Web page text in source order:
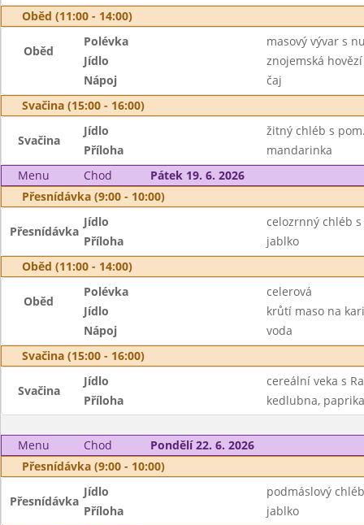
Oběd (11:00 - 14:00)
Oběd
Polévka
masový vývar s
Jídlo
znojemská
Nápoj
čaj
Svačina (15:00 - 16:00)
Svačina
Jídlo
žitný chléb s
Příloha
mandarinka
Menu
Chod
Pátek 19. 6. 2026
Přesnídávka (9:00 - 10:00)
Přesnídávka
Jídlo
celozrnný chléb
Příloha
jablko
Oběd (11:00 - 14:00)
Oběd
Polévka
celerová
Jídlo
krůtí maso na
Nápoj
voda
Svačina (15:00 - 16:00)
Svačina
Jídlo
cereální veka s
Příloha
kedlubna, paprika
Menu Chod
Pondělí 22. 6. 2026
Přesnídávka (9:00 - 10:00)
Přesnídávka
Jídlo
podmáslový
Příloha
jablko